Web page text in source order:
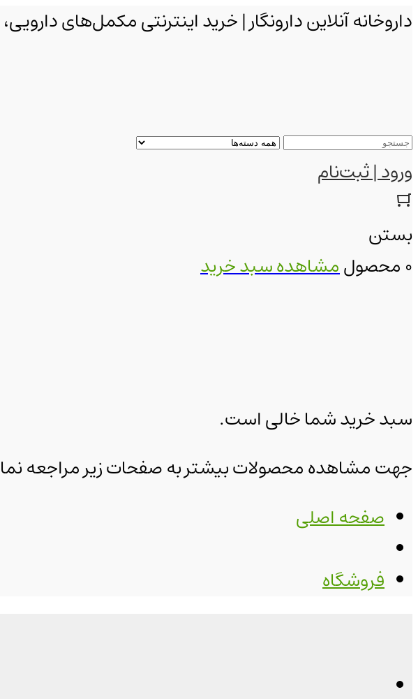
داروخانه آنلاین دارونگار | خرید اینترنتی مکمل‌های
ورود | ثبت‌نام
بستن
0 محصول
مشاهده سبد خرید
سبد خرید شما خالی است.
جهت مشاهده محصولات بیشتر به صفحات زیر مراجعه
صفحه اصلی
فروشگاه